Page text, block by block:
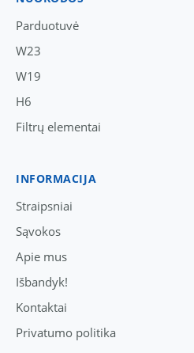
Parduotuvė
W23
W19
H6
Filtrų elementai
INFORMACIJA
Straipsniai
Sąvokos
Apie mus
Išbandyk!
Kontaktai
Privatumo politika